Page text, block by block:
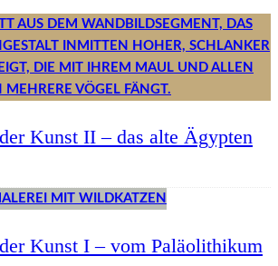
Kunst II – das alte Ägypten
Kunst I – vom Paläolithikum